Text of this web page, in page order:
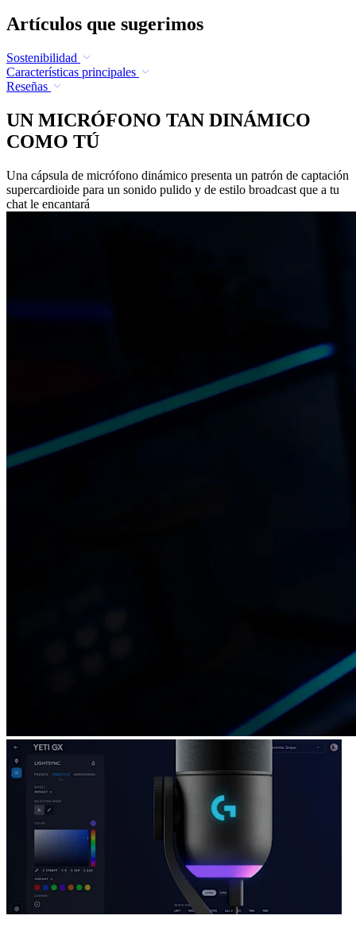
Artículos que sugerimos
Sostenibilidad
Características principales
Reseñas
UN MICRÓFONO TAN DINÁMICO
COMO TÚ
Una cápsula de micrófono dinámico presenta un patrón de captación
supercardioide para un sonido pulido y de estilo broadcast que a tu
chat le encantará